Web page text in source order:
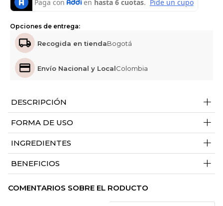
Opciones de entrega:
Recogida en tiendaBogotá
Envío Nacional y LocalColombia
DESCRIPCIÓN +
FORMA DE USO +
INGREDIENTES +
BENEFICIOS +
COMENTARIOS SOBRE EL RODUCTO